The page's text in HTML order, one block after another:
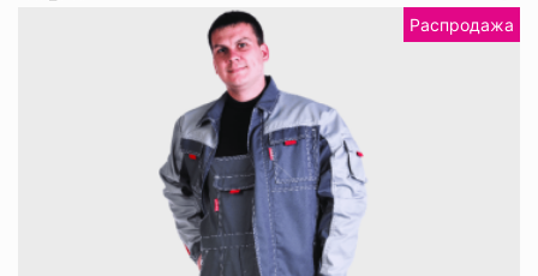
Распродажа